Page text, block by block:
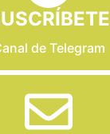
de Telegram